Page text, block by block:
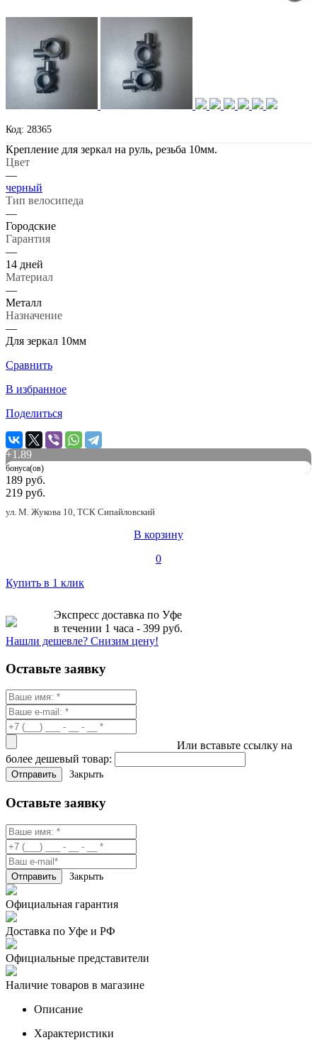
Код: 28365
Крепление для зеркал на руль, резьба 10мм.
Цвет
—
черный
Тип велосипеда
—
Городские
Гарантия
—
14 дней
Материал
—
Металл
Назначение
—
Для зеркал 10мм
Сравнить
В избранное
Поделиться
+1.89
бонуса(ов)
189 руб.
219 руб.
ул. М. Жукова 10, ТСК Сипайловский
В корзину
0
Купить в 1 клик
Экспресс доставка по Уфе
в течении 1 часа - 399 руб.
Нашли дешевле? Снизим цену!
Оставьте заявку
Или вставьте ссылку на
более дешевый товар:
Закрыть
Оставьте заявку
Закрыть
Официальная гарантия
Доставка по Уфе и РФ
Официальные представители
Наличие товаров в магазине
Описание
Характеристики